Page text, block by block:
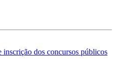
inscrição dos concursos públicos